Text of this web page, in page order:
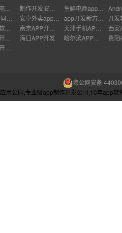
怎么制作电商APP 制作开发安卓app的软件
生鲜电商app开发平台
开发 一个同城交友APP需要多少钱 安卓外卖app制作
app开发新方式有哪些
上海APP软件开发公司 南京APP开发外包
天津手机APP开发
长春APP开发价格 海口APP开发
哈尔滨APP开发
东莞APP开发公司
粤公网安备
应用公园,专业级app制作开发公司,10年app